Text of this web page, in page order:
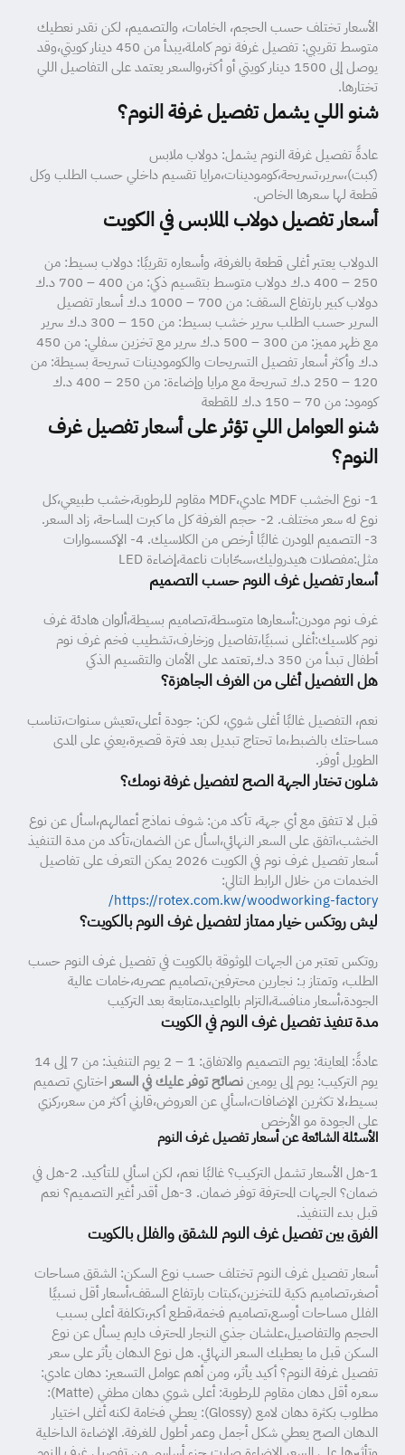
الأسعار تختلف حسب الحجم، الخامات، والتصميم، لكن نقدر نعطيك
متوسط تقريبي: تفصيل غرفة نوم كاملة،يبدأ من 450 دينار كويتي،وقد
يوصل إلى 1500 دينار كويتي أو أكثر،والسعر يعتمد على التفاصيل اللي
تختارها.
شنو اللي يشمل تفصيل غرفة النوم؟
عادةً تفصيل غرفة النوم يشمل: دولاب ملابس
(كبت)،سرير،تسريحة،كومودينات،مرايا تقسيم داخلي حسب الطلب وكل
قطعة لها سعرها الخاص.
أسعار تفصيل دولاب الملابس في الكويت
الدولاب يعتبر أغلى قطعة بالغرفة، وأسعاره تقريبًا: دولاب بسيط: من
250 – 400 د.ك دولاب متوسط بتقسيم ذكي: من 400 – 700 د.ك
دولاب كبير بارتفاع السقف: من 700 – 1000 د.ك أسعار تفصيل
السرير حسب الطلب سرير خشب بسيط: من 150 – 300 د.ك سرير
مع ظهر مميز: من 300 – 500 د.ك سرير مع تخزين سفلي: من 450
د.ك وأكثر أسعار تفصيل التسريحات والكومودينات تسريحة بسيطة: من
120 – 250 د.ك تسريحة مع مرايا وإضاءة: من 250 – 400 د.ك
كومود: من 70 – 150 د.ك للقطعة
شنو العوامل اللي تؤثر على أسعار تفصيل غرف
النوم؟
1- نوع الخشب MDF عادي،MDF مقاوم للرطوبة،خشب طبيعي،كل
نوع له سعر مختلف. 2- حجم الغرفة كل ما كبرت المساحة، زاد السعر.
3- التصميم المودرن غالبًا أرخص من الكلاسيك. 4- الإكسسوارات
مثل:مفصلات هيدروليك،سحّابات ناعمة،إضاءة LED
أسعار تفصيل غرف النوم حسب التصميم
غرف نوم مودرن:أسعارها متوسطة،تصاميم بسيطة،ألوان هادئة غرف
نوم كلاسيك:أغلى نسبيًا،تفاصيل وزخارف،تشطيب فخم غرف نوم
أطفال تبدأ من 350 د.ك,تعتمد على الأمان والتقسيم الذكي
هل التفصيل أغلى من الغرف الجاهزة؟
نعم، التفصيل غالبًا أغلى شوي، لكن: جودة أعلى،تعيش سنوات،تناسب
مساحتك بالضبط،ما تحتاج تبديل بعد فترة قصيرة،يعني على المدى
الطويل أوفر.
شلون تختار الجهة الصح لتفصيل غرفة نومك؟
قبل لا تتفق مع أي جهة، تأكد من: شوف نماذج أعمالهم،اسأل عن نوع
الخشب،اتفق على السعر النهائي،اسأل عن الضمان،تأكد من مدة التنفيذ
أسعار تفصيل غرف نوم في الكويت 2026 يمكن التعرف على تفاصيل
الخدمات من خلال الرابط التالي:
https://rotex.com.kw/woodworking-factory/
ليش روتكس خيار ممتاز لتفصيل غرف النوم بالكويت؟
روتكس تعتبر من الجهات الموثوقة بالكويت في تفصيل غرف النوم حسب
الطلب، وتمتاز بـ: نجارين محترفين،تصاميم عصريه،خامات عالية
الجودة،أسعار منافسة،التزام بالمواعيد،متابعة بعد التركيب
مدة تنفيذ تفصيل غرف النوم في الكويت
عادةً: المعاينة: يوم التصميم والاتفاق: 1 – 2 يوم التنفيذ: من 7 إلى 14
يوم التركيب: يوم إلى يوميننصائح توفر عليك في السعر اختاري تصميم
بسيط،لا تكثرين الإضافات،اسألي عن العروض،قارني أكثر من سعر،ركزي
على الجودة مو الأرخص
الأسئلة الشائعة عن أسعار تفصيل غرف النوم
1-هل الأسعار تشمل التركيب؟ غالبًا نعم، لكن اسألي للتأكيد. 2-هل في
ضمان؟ الجهات المحترفة توفر ضمان. 3-هل أقدر أغير التصميم؟ نعم
قبل بدء التنفيذ.
الفرق بين تفصيل غرف النوم للشقق والفلل بالكويت
أسعار تفصيل غرف النوم تختلف حسب نوع السكن: الشقق مساحات
أصغر،تصاميم ذكية للتخزين،كبتات بارتفاع السقف،أسعار أقل نسبيًا
الفلل مساحات أوسع،تصاميم فخمة،قطع أكبر،تكلفة أعلى بسبب
الحجم والتفاصيل،علشان جذي النجار المحترف دايم يسأل عن نوع
السكن قبل ما يعطيك السعر النهائي. هل نوع الدهان يأثر على سعر
تفصيل غرفة النوم؟ أكيد يأثر، ومن أهم عوامل التسعير: دهان عادي:
سعره أقل دهان مقاوم للرطوبة: أعلى شوي دهان مطفي (Matte):
مطلوب بكثرة دهان لامع (Glossy): يعطي فخامة لكنه أغلى اختيار
الدهان الصح يعطي شكل أجمل وعمر أطول للغرفة. الإضاءة الداخلية